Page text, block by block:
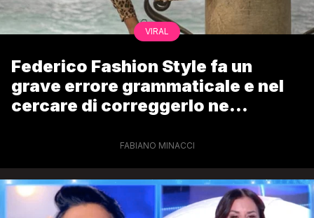
VIRAL
Federico Fashion Style fa un
grave errore grammaticale e nel
cercare di correggerlo ne
FABIANO MINACCI